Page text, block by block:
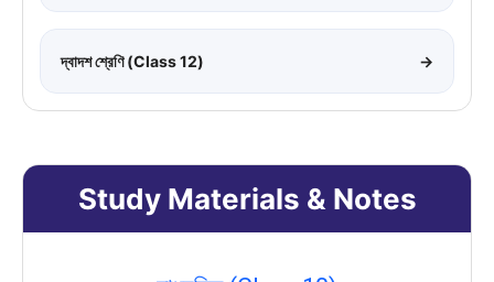
দ্বাদশ শ্রেণি (Class 12) →
Study Materials & Notes